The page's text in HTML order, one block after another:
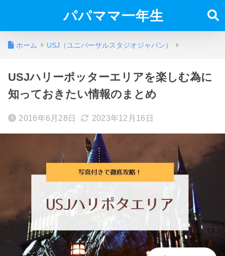
パパママ一年生
ホーム USJ（ユニバーサルスタジオジャパン）
USJハリーポッターエリアを楽しむ為に
知っておきたい情報のまとめ
2016年6月28日 2023年12月16日